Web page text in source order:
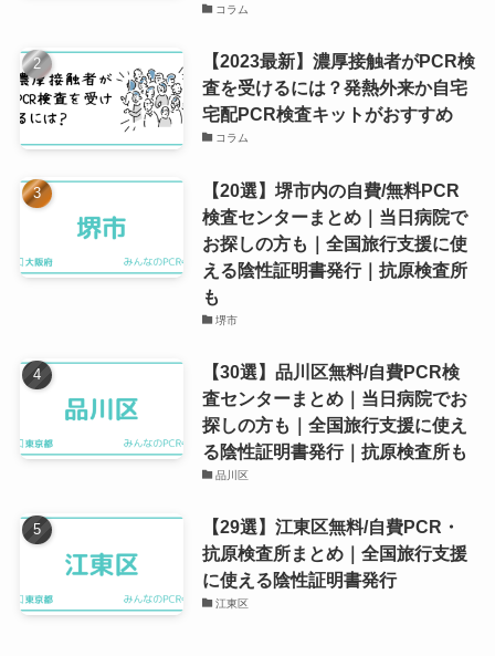
コラム
【2023最新】濃厚接触者がPCR検
査を受けるには？発熱外来か自宅
宅配PCR検査キットがおすすめ
コラム
【20選】堺市内の自費/無料PCR
検査センターまとめ｜当日病院で
お探しの方も｜全国旅行支援に使
える陰性証明書発行｜抗原検査所
も
堺市
【30選】品川区無料/自費PCR検
査センターまとめ｜当日病院でお
探しの方も｜全国旅行支援に使え
る陰性証明書発行｜抗原検査所も
品川区
【29選】江東区無料/自費PCR・
抗原検査所まとめ｜全国旅行支援
に使える陰性証明書発行
江東区